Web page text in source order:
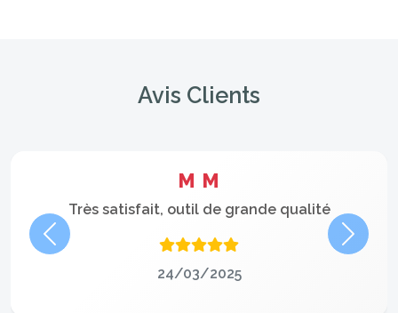
Avis Clients
M M
Très satisfait, outil de grande qualité
24/03/2025
Précédent